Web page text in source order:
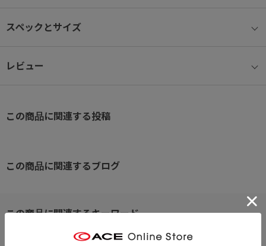
スマホなど、頻繁に使うアイテムを簡単に収納できます。
●パッカブル機能
●アクセサリーループ
ポップな色合いで、シーンに合わせたコーディネートが楽しめま
スペックとサイズ
レビュー
この商品に関連する投稿
この商品に関連するブログ